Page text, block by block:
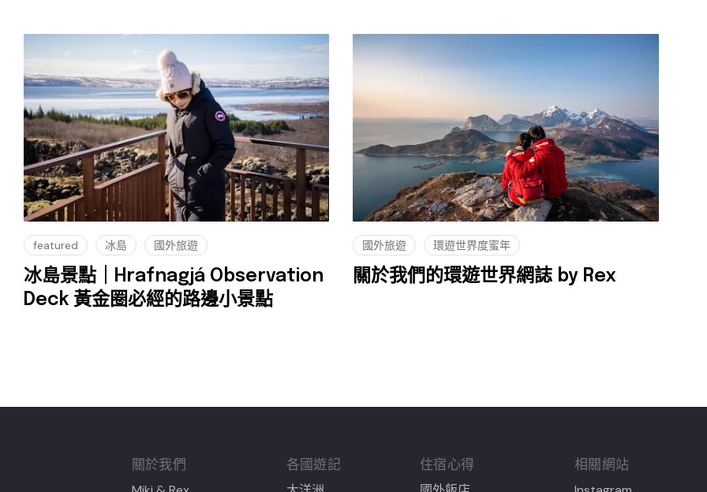
featured 冰島 國外旅遊
冰島景點｜Hrafnagjá Observation
Deck 黃金圈必經的路邊小景點
國外旅遊 環遊世界度蜜年
關於我們的環遊世界網誌 by Rex
關於我們 各國遊記 住宿心得 相關網站